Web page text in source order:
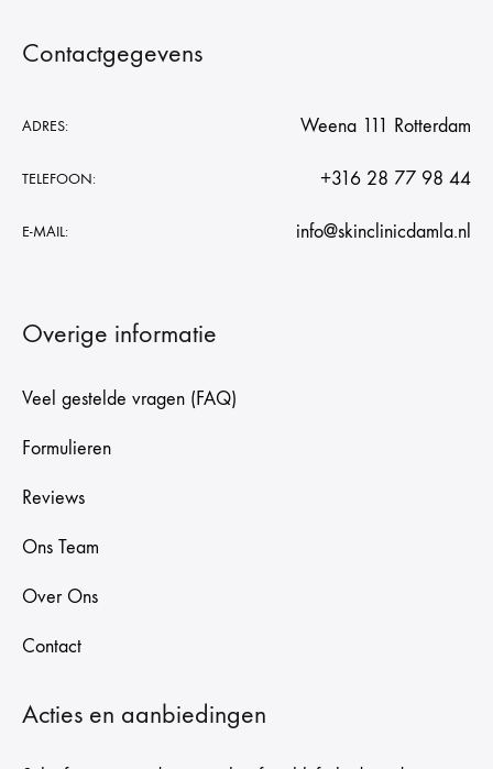
Contactgegevens
ADRES: Weena 111 Rotterdam
TELEFOON: +316 28 77 98 44
E-MAIL: info@skinclinicdamla.nl
Overige informatie
Veel gestelde vragen (FAQ)
Formulieren
Reviews
Ons Team
Over Ons
Contact
Acties en aanbiedingen